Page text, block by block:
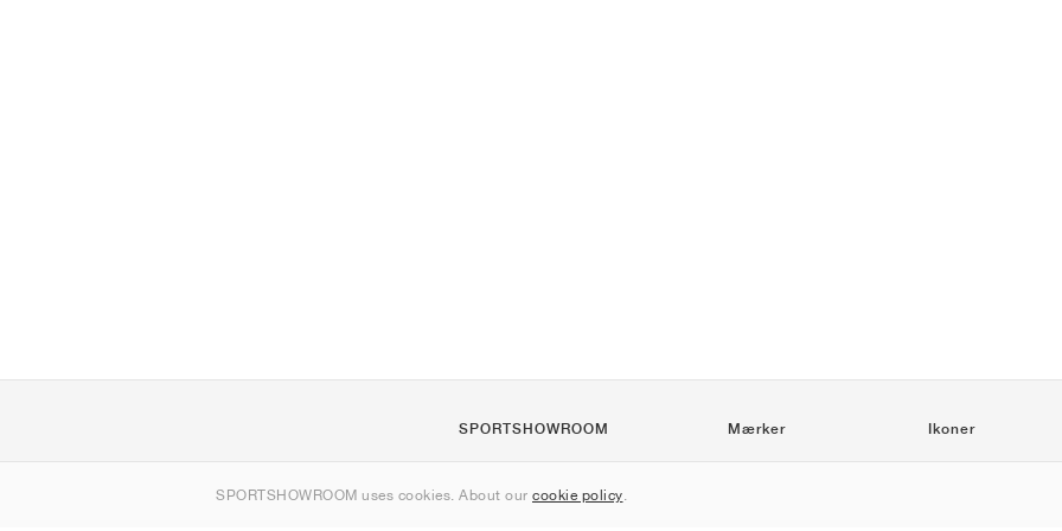
SPORTSHOWROOM uses cookies. About our cookie policy
SPORTSHOWROOM
Kontakt
Mærker Ikoner